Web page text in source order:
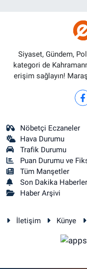
Siyaset, Gündem,
kategori de
erişim sağlayın!
Nöbetçi Eczaneler
Hava Durumu
Trafik Durumu
Puan Durumu ve
Tüm Manşetler
Son Dakika
Haber Arşivi
İletişim Künye